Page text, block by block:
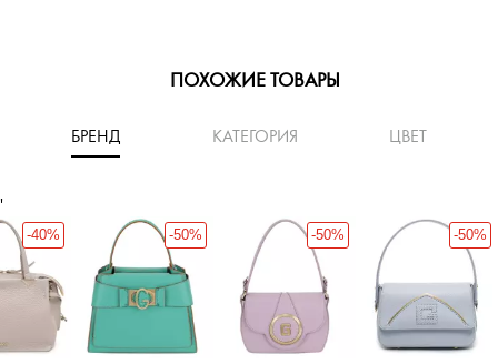
ПОХОЖИЕ ТОВАРЫ
БРЕНД КАТЕГОРИЯ ЦВЕТ
'
-40% -50% -50% -50%